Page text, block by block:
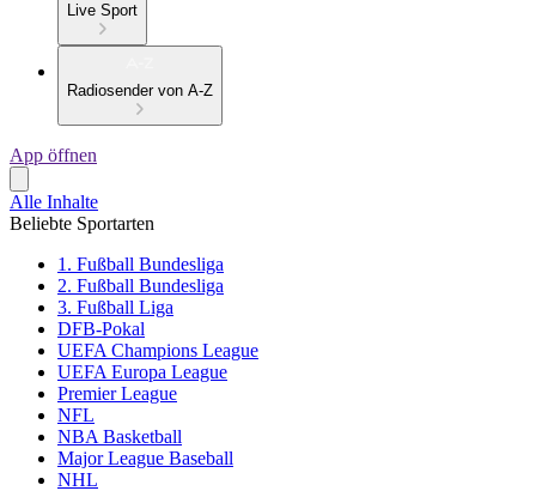
Live Sport
Radiosender von A-Z
App öffnen
Alle Inhalte
Beliebte Sportarten
1. Fußball Bundesliga
2. Fußball Bundesliga
3. Fußball Liga
DFB-Pokal
UEFA Champions League
UEFA Europa League
Premier League
NFL
NBA Basketball
Major League Baseball
NHL